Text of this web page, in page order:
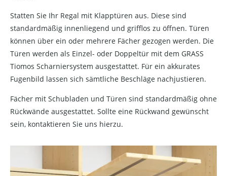
Statten Sie Ihr Regal mit Klapptüren aus. Diese sind
standardmäßig innenliegend und grifflos zu öffnen. Türen
können über ein oder mehrere Fächer gezogen werden. Die
Türen werden als Einzel- oder Doppeltür mit dem GRASS
Tiomos Scharniersystem ausgestattet. Für ein akkurates
Fugenbild lassen sich sämtliche Beschläge nachjustieren.
Fächer mit Schubladen und Türen sind standardmäßig ohne
Rückwände ausgestattet. Sollte eine Rückwand gewünscht
sein, kontaktieren Sie uns hierzu.